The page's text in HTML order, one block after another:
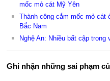
mốc mỏ cát Mỹ Yên
Thành công cắm mốc mỏ cát
Bắc Nam
Nghệ An: Nhiều bất cập
Ghi nhận những sai phạm